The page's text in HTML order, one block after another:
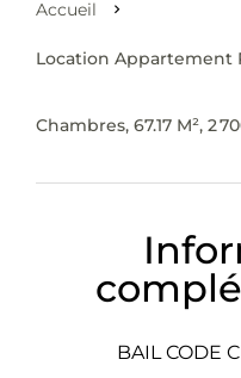
Accueil
Location Appartement
Chambres, 67.17 M², 2
BAIL CODE